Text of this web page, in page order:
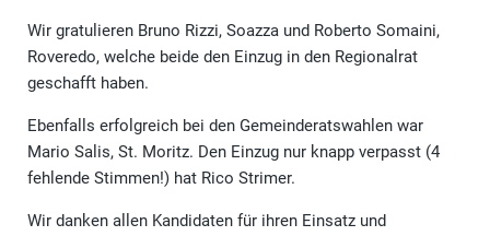
Wir gratulieren Bruno Rizzi, Soazza und Roberto Somaini,
Roveredo, welche beide den Einzug in den Regionalrat
geschafft haben.
Ebenfalls erfolgreich bei den Gemeinderatswahlen war
Mario Salis, St. Moritz. Den Einzug nur knapp verpasst (4
fehlende Stimmen!) hat Rico Strimer.
Wir danken allen Kandidaten für ihren Einsatz und